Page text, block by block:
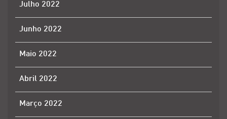
Julho 2022
Junho 2022
Maio 2022
Abril 2022
Março 2022